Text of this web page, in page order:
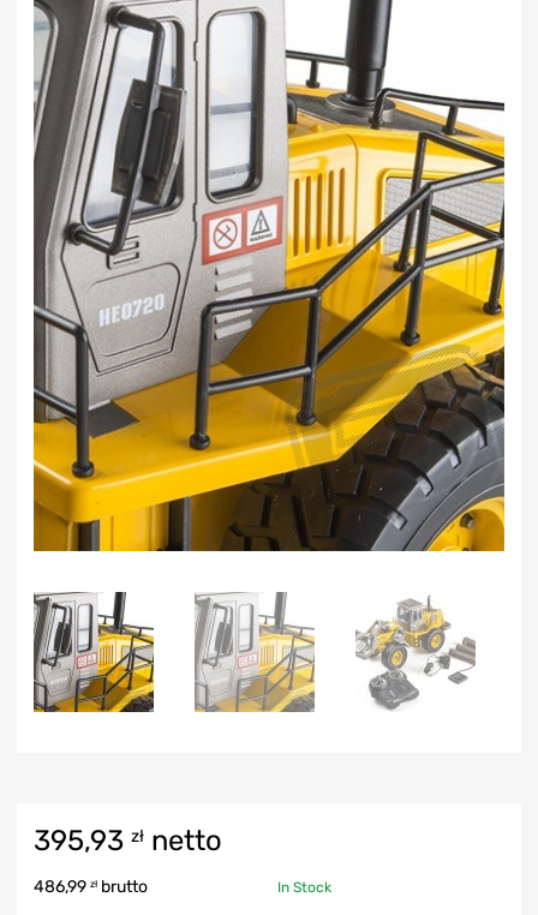
395,93 zł netto
486,99 zł brutto In Stock